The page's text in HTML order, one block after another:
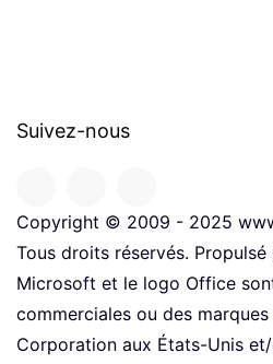
Suivez-nous
Copyright © 2009 - 2025
Tous droits réservés.
Microsoft et le logo Office
commerciales ou des
Corporation aux États-Unis